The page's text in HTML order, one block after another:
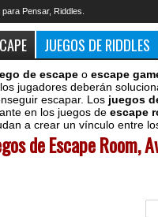
Pensar, Riddles.
JUEGOS DE RIDDLES
de escape o escape
jugadores deberán
escapar. Los juegos
en los juegos de escape
a crear un vínculo entre
de Escape Room,